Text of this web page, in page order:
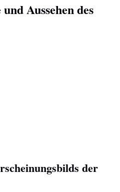
Aussehen des
der